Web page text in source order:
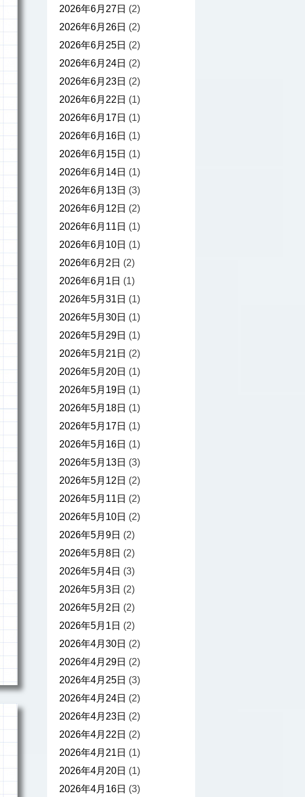
2026年6月27日 (2)
2026年6月26日 (2)
2026年6月25日 (2)
2026年6月24日 (2)
2026年6月23日 (2)
2026年6月22日 (1)
2026年6月17日 (1)
2026年6月16日 (1)
2026年6月15日 (1)
2026年6月14日 (1)
2026年6月13日 (3)
2026年6月12日 (2)
2026年6月11日 (1)
2026年6月10日 (1)
2026年6月2日 (2)
2026年6月1日 (1)
2026年5月31日 (1)
2026年5月30日 (1)
2026年5月29日 (1)
2026年5月21日 (2)
2026年5月20日 (1)
2026年5月19日 (1)
2026年5月18日 (1)
2026年5月17日 (1)
2026年5月16日 (1)
2026年5月13日 (3)
2026年5月12日 (2)
2026年5月11日 (2)
2026年5月10日 (2)
2026年5月9日 (2)
2026年5月8日 (2)
2026年5月4日 (3)
2026年5月3日 (2)
2026年5月2日 (2)
2026年5月1日 (2)
2026年4月30日 (2)
2026年4月29日 (2)
2026年4月25日 (3)
2026年4月24日 (2)
2026年4月23日 (2)
2026年4月22日 (2)
2026年4月21日 (1)
2026年4月20日 (1)
2026年4月16日 (3)